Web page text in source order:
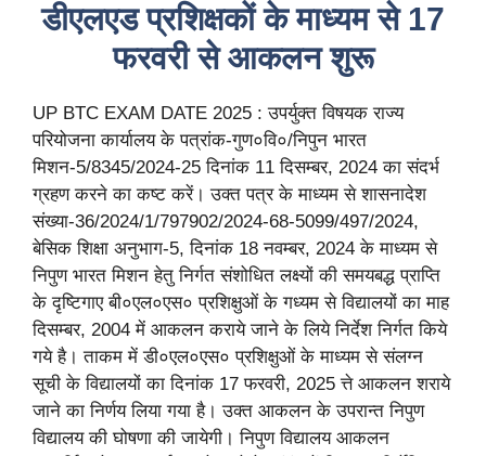
डीएलएड प्रशिक्षकों के माध्यम से 17
फरवरी से आकलन शुरू
UP BTC EXAM DATE 2025 : उपर्युक्त विषयक राज्य
परियोजना कार्यालय के पत्रांक-गुण०वि०/निपुन भारत
मिशन-5/8345/2024-25 दिनांक 11 दिसम्बर, 2024 का संदर्भ
ग्रहण करने का कष्ट करें। उक्त पत्र के माध्यम से शासनादेश
संख्या-36/2024/1/797902/2024-68-5099/497/2024,
बेसिक शिक्षा अनुभाग-5, दिनांक 18 नवम्बर, 2024 के माध्यम से
निपुण भारत मिशन हेतु निर्गत संशोधित लक्ष्यों की समयबद्ध प्राप्ति
के दृष्टिगाए बी०एल०एस० प्रशिक्षुओं के गध्यम से विद्यालयों का माह
दिसम्बर, 2004 में आकलन कराये जाने के लिये निर्देश निर्गत किये
गये है। ताकम में डी०एल०एस० प्रशिक्षुओं के माध्यम से संलग्न
सूची के विद्यालयों का दिनांक 17 फरवरी, 2025 त्ते आकलन शराये
जाने का निर्णय लिया गया है। उक्त आकलन के उपरान्त निपुण
विद्यालय की घोषणा की जायेगी। निपुण विद्यालय आकलन